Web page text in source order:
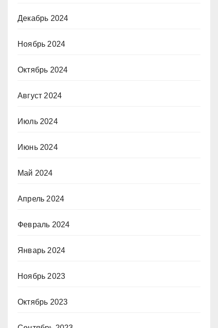
Декабрь 2024
Ноябрь 2024
Октябрь 2024
Август 2024
Июль 2024
Июнь 2024
Май 2024
Апрель 2024
Февраль 2024
Январь 2024
Ноябрь 2023
Октябрь 2023